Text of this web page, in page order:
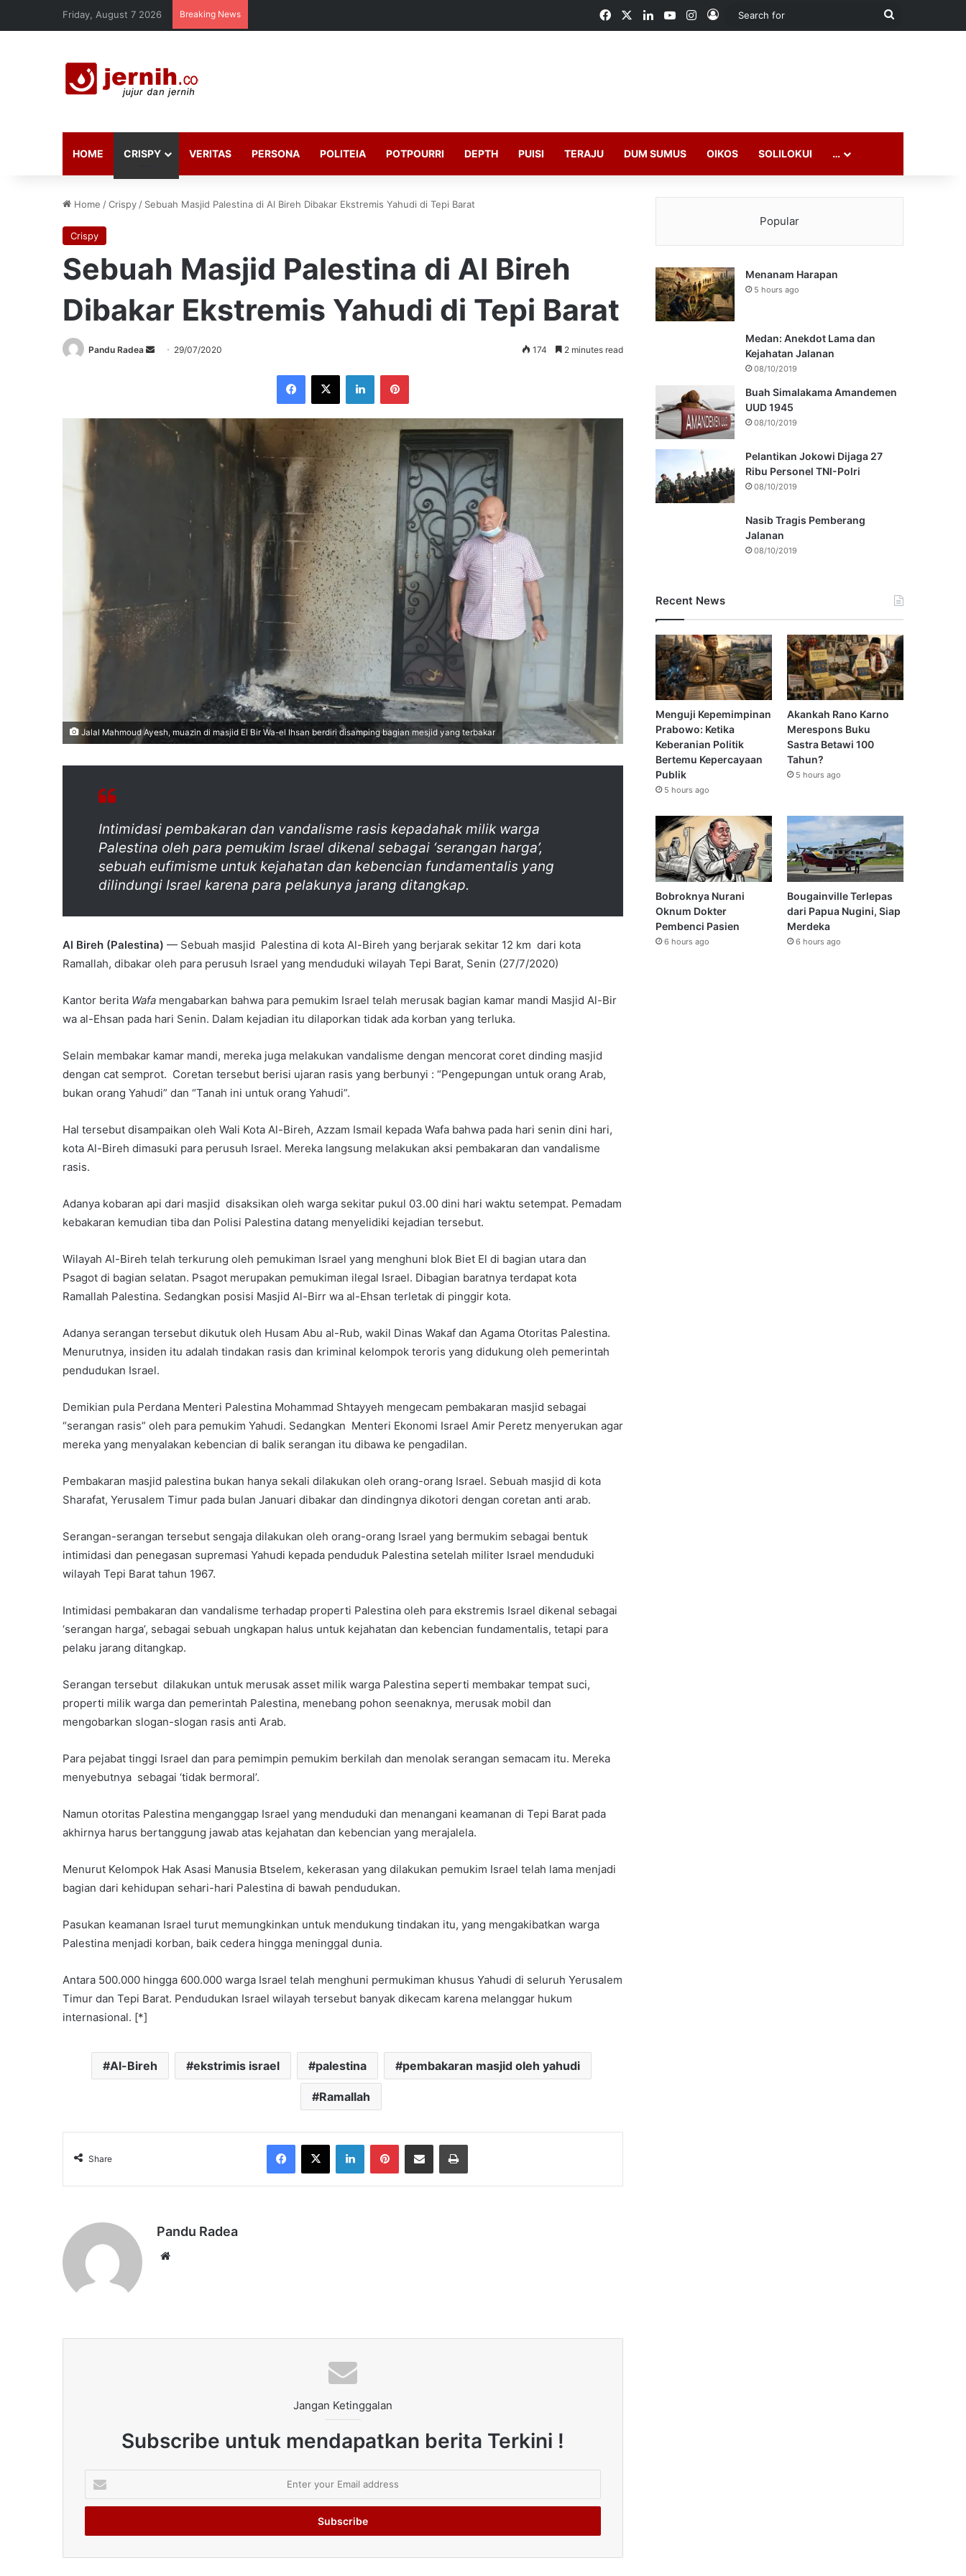
Friday, August 7 2026 Breaking News FacebookLinkedInYouTubeInstagram
Log In
Search
HOME CRISPY VERITAS PERSONA POLITEIA POTPOURRI DEPTH PUISI TERAJU DUM SUMUS OIKOS SOLILOKUI …
Home /Crispy / Sebuah Masjid Palestina di Al Bireh Dibakar Ekstremis Yahudi di Tepi Barat
Crispy
Sebuah Masjid Palestina di Al Bireh
Dibakar Ekstremis Yahudi di Tepi Barat
Pandu Radea
Send 29/07/2020 174 2 minutes read
Facebook
X LinkedInPinterest
Jalal Mahmoud Ayesh, muazin di masjid El Bir Wa-el Ihsan berdiri disamping bagian mesjid yang terbakar
Intimidasi pembakaran dan vandalisme rasis kepadahak milik warga
Palestina oleh para pemukim Israel dikenal sebagai ‘serangan harga’,
sebuah eufimisme untuk kejahatan dan kebencian fundamentalis yang
dilindungi Israel karena para pelakunya jarang ditangkap.
Al Bireh (Palestina) — Sebuah masjid Palestina di kota Al-Bireh yang berjarak sekitar 12 km dari kota
Ramallah, dibakar oleh para perusuh Israel yang menduduki wilayah Tepi Barat, Senin (27/7/2020)
Kantor berita Wafa mengabarkan bahwa para pemukim Israel telah merusak bagian kamar mandi Masjid Al-Bir
wa al-Ehsan pada hari Senin. Dalam kejadian itu dilaporkan tidak ada korban yang terluka.
Selain membakar kamar mandi, mereka juga melakukan vandalisme dengan mencorat coret dinding masjid
dengan cat semprot. Coretan tersebut berisi ujaran rasis yang berbunyi : “Pengepungan untuk orang Arab,
bukan orang Yahudi” dan “Tanah ini untuk orang Yahudi”.
Hal tersebut disampaikan oleh Wali Kota Al-Bireh, Azzam Ismail kepada Wafa bahwa pada hari senin dini hari,
kota Al-Bireh dimasuki para perusuh Israel. Mereka langsung melakukan aksi pembakaran dan vandalisme
rasis.
Adanya kobaran api dari masjid disaksikan oleh warga sekitar pukul 03.00 dini hari waktu setempat. Pemadam
kebakaran kemudian tiba dan Polisi Palestina datang menyelidiki kejadian tersebut.
Wilayah Al-Bireh telah terkurung oleh pemukiman Israel yang menghuni blok Biet El di bagian utara dan
Psagot di bagian selatan. Psagot merupakan pemukiman ilegal Israel. Dibagian baratnya terdapat kota
Ramallah Palestina. Sedangkan posisi Masjid Al-Birr wa al-Ehsan terletak di pinggir kota.
Adanya serangan tersebut dikutuk oleh Husam Abu al-Rub, wakil Dinas Wakaf dan Agama Otoritas Palestina.
Menurutnya, insiden itu adalah tindakan rasis dan kriminal kelompok teroris yang didukung oleh pemerintah
pendudukan Israel.
Demikian pula Perdana Menteri Palestina Mohammad Shtayyeh mengecam pembakaran masjid sebagai
“serangan rasis” oleh para pemukim Yahudi. Sedangkan Menteri Ekonomi Israel Amir Peretz menyerukan agar
mereka yang menyalakan kebencian di balik serangan itu dibawa ke pengadilan.
Pembakaran masjid palestina bukan hanya sekali dilakukan oleh orang-orang Israel. Sebuah masjid di kota
Sharafat, Yerusalem Timur pada bulan Januari dibakar dan dindingnya dikotori dengan coretan anti arab.
Serangan-serangan tersebut sengaja dilakukan oleh orang-orang Israel yang bermukim sebagai bentuk
intimidasi dan penegasan supremasi Yahudi kepada penduduk Palestina setelah militer Israel menduduki
wilayah Tepi Barat tahun 1967.
Intimidasi pembakaran dan vandalisme terhadap properti Palestina oleh para ekstremis Israel dikenal sebagai
‘serangan harga’, sebagai sebuah ungkapan halus untuk kejahatan dan kebencian fundamentalis, tetapi para
pelaku jarang ditangkap.
Serangan tersebut dilakukan untuk merusak asset milik warga Palestina seperti membakar tempat suci,
properti milik warga dan pemerintah Palestina, menebang pohon seenaknya, merusak mobil dan
mengobarkan slogan-slogan rasis anti Arab.
Para pejabat tinggi Israel dan para pemimpin pemukim berkilah dan menolak serangan semacam itu. Mereka
menyebutnya sebagai ‘tidak bermoral’.
Namun otoritas Palestina menganggap Israel yang menduduki dan menangani keamanan di Tepi Barat pada
akhirnya harus bertanggung jawab atas kejahatan dan kebencian yang merajalela.
Menurut Kelompok Hak Asasi Manusia Btselem, kekerasan yang dilakukan pemukim Israel telah lama menjadi
bagian dari kehidupan sehari-hari Palestina di bawah pendudukan.
Pasukan keamanan Israel turut memungkinkan untuk mendukung tindakan itu, yang mengakibatkan warga
Palestina menjadi korban, baik cedera hingga meninggal dunia.
Antara 500.000 hingga 600.000 warga Israel telah menghuni permukiman khusus Yahudi di seluruh Yerusalem
Timur dan Tepi Barat. Pendudukan Israel wilayah tersebut banyak dikecam karena melanggar hukum
internasional. [*]
Al-Bireh ekstrimis israel palestina pembakaran masjid oleh yahudi
Ramallah
Share
Facebook
X LinkedInPinterestShare via Email Print
Pandu Radea
Jangan Ketinggalan
Subscribe untuk mendapatkan berita Terkini !
your
Email
Popular
Menanam Harapan
5 hours ago
Medan: Anekdot Lama dan
Kejahatan Jalanan
08/10/2019
Buah Simalakama Amandemen
UUD 1945
08/10/2019
Pelantikan Jokowi Dijaga 27
Ribu Personel TNI-Polri
08/10/2019
Nasib Tragis Pemberang
Jalanan
08/10/2019
Recent News
Menguji Kepemimpinan
Prabowo: Ketika
Keberanian Politik
Bertemu Kepercayaan
Publik
5 hours ago
Akankah Rano Karno
Merespons Buku
Sastra Betawi 100
Tahun?
5 hours ago
Bobroknya Nurani
Oknum Dokter
Pembenci Pasien
6 hours ago
Bougainville Terlepas
dari Papua Nugini, Siap
Merdeka
6 hours ago